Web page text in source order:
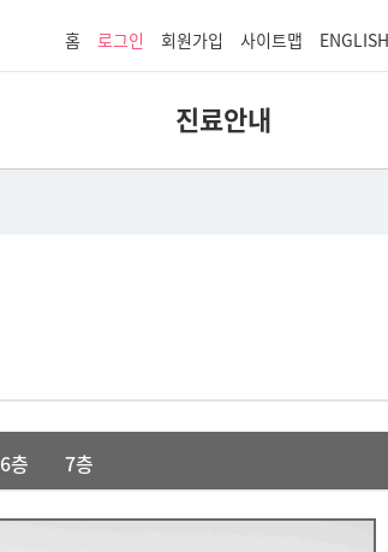
홈 로그인 회원가입 사이트맵 ENGLISH
진료안내
6층 7층